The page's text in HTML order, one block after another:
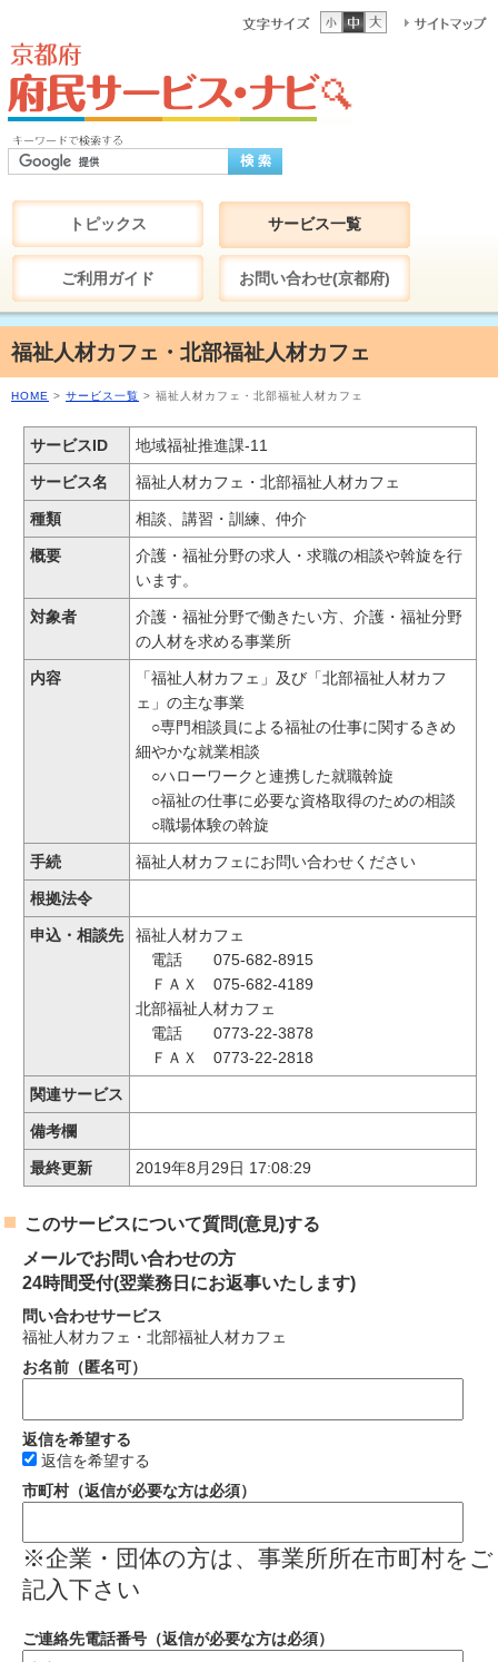
トピックス サービス一覧
ご利用ガイド お問い合わせ(京都府)
福祉人材カフェ・北部福祉人材カフェ
HOME > サービス一覧 > 福祉人材カフェ・北部福祉人材カフェ
サービスID 地域福祉推進課-11
サービス名 福祉人材カフェ・北部福祉人材カフェ
種類 相談、講習・訓練、仲介
概要
介護・福祉分野の求人・求職の相談や斡旋を行
います。
対象者
介護・福祉分野で働きたい方、介護・福祉分野
の人材を求める事業所
内容
「福祉人材カフェ」及び「北部福祉人材カフ
ェ」の主な事業
○専門相談員による福祉の仕事に関するきめ
細やかな就業相談
○ハローワークと連携した就職斡旋
○福祉の仕事に必要な資格取得のための相談
○職場体験の斡旋
手続 福祉人材カフェにお問い合わせください
根拠法令
申込・相談先
福祉人材カフェ
電話 075-682-8915
ＦＡＸ 075-682-4189
北部福祉人材カフェ
電話 0773-22-3878
ＦＡＸ 0773-22-2818
関連サービス
備考欄
最終更新 2019年8月29日 17:08:29
このサービスについて質問(意見)する
メールでお問い合わせの方
24時間受付(翌業務日にお返事いたします)
問い合わせサービス
福祉人材カフェ・北部福祉人材カフェ
お名前（匿名可）
返信を希望する
返信を希望する
市町村（返信が必要な方は必須）
※企業・団体の方は、事業所所在市町村をご
記入下さい
ご連絡先電話番号（返信が必要な方は必須）